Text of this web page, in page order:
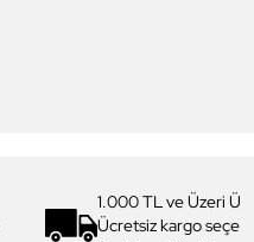
1.000 TL ve Üzeri
Ücretsiz kargo